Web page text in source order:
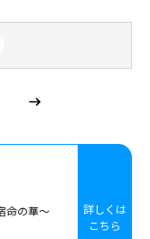
命の華～
詳しくは
こちら